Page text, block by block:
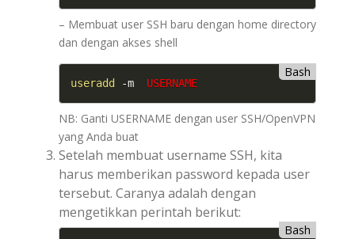
– Membuat user SSH baru dengan home directory
dan dengan akses shell
Bash
useradd -m USERNAME
NB: Ganti USERNAME dengan user SSH/OpenVPN
yang Anda buat
Setelah membuat username SSH, kita
harus memberikan password kepada user
tersebut. Caranya adalah dengan
mengetikkan perintah berikut:
Bash